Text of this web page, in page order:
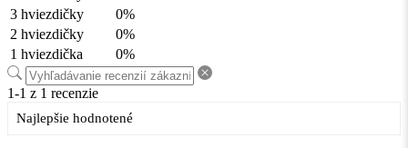
3 hviezdičky
0%
2 hviezdičky
0%
1 hviezdička
0%
1-1 z 1 recenzie